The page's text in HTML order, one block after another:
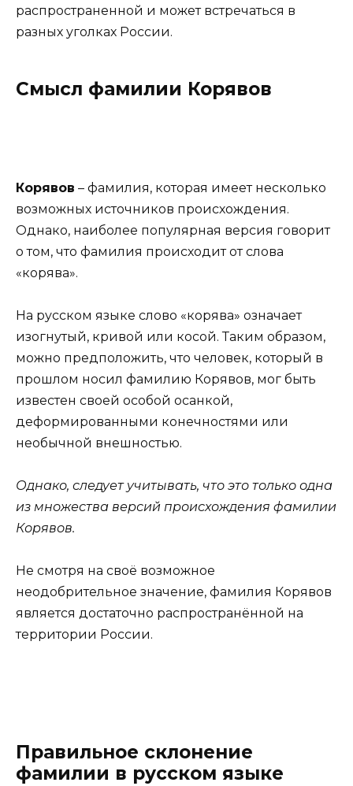
распространенной и может встречаться в
разных уголках России.
Смысл фамилии Корявов
Корявов – фамилия, которая имеет несколько
возможных источников происхождения.
Однако, наиболее популярная версия говорит
о том, что фамилия происходит от слова
«корява».
На русском языке слово «корява» означает
изогнутый, кривой или косой. Таким образом,
можно предположить, что человек, который в
прошлом носил фамилию Корявов, мог быть
известен своей особой осанкой,
деформированными конечностями или
необычной внешностью.
Однако, следует учитывать, что это только одна
из множества версий происхождения фамилии
Корявов.
Не смотря на своё возможное
неодобрительное значение, фамилия Корявов
является достаточно распространённой на
территории России.
Правильное склонение
фамилии в русском языке